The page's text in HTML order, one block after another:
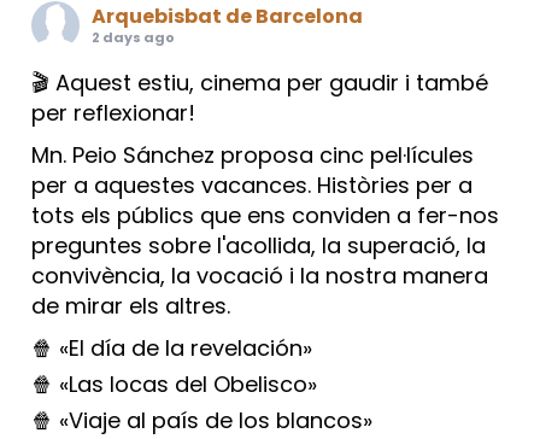
Arquebisbat de Barcelona
2 days ago
🎬 Aquest estiu, cinema per gaudir i també
per reflexionar!
Mn. Peio Sánchez proposa cinc pel·lícules
per a aquestes vacances. Històries per a
tots els públics que ens conviden a fer-nos
preguntes sobre l'acollida, la superació, la
convivència, la vocació i la nostra manera
de mirar els altres.
🍿 «El día de la revelación»
🍿 «Las locas del Obelisco»
🍿 «Viaje al país de los blancos»